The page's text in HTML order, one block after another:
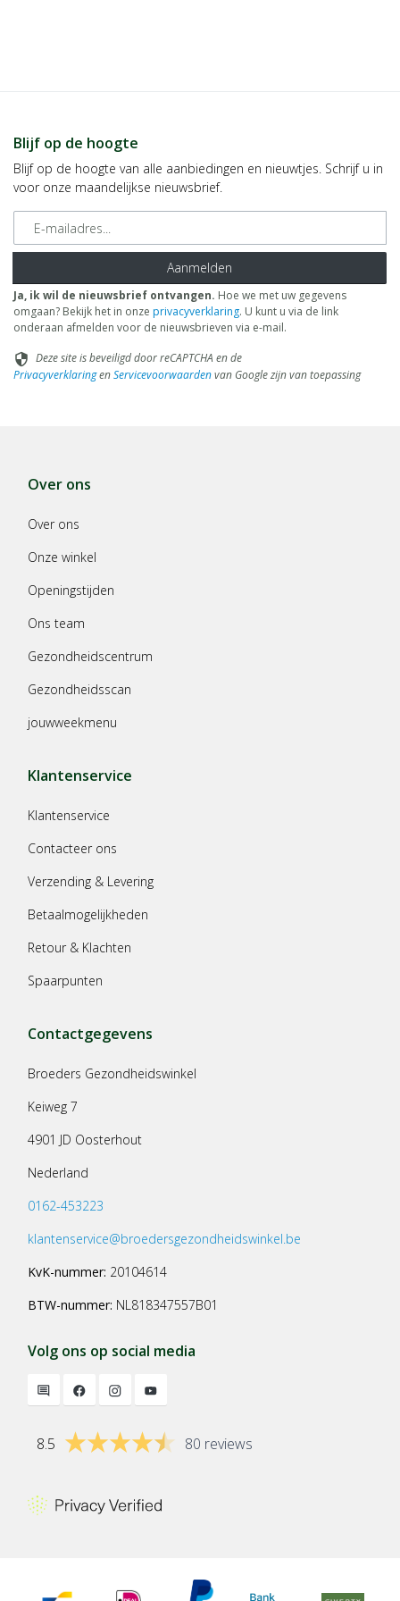
LET OP: Je ontvangt geen spaarpunten op producten die al tegen
een bepaalde actieprijs of met een bepaalde korting worden
aangeboden, m.a.w. je ontvangt alleen spaarpunten op
producten die tegen de normale of standaard verkoopprijs
worden aangeboden.
Blijf op de hoogte
Blijf op de hoogte van alle aanbiedingen en nieuwtjes. Schrijf u in
voor onze maandelijkse nieuwsbrief.
E-mailadres
Aanmelden
Ja, ik wil de nieuwsbrief ontvangen. Hoe we met uw gegevens
omgaan? Bekijk het in onze privacyverklaring. U kunt u via de link
onderaan afmelden voor de nieuwsbrieven via e-mail.
security Deze site is beveiligd door reCAPTCHA en de
PrivacyverklaringenServicevoorwaardenvan Google zijn van toepassing
Over ons
Over ons
Onze winkel
Openingstijden
Ons team
Gezondheidscentrum
Gezondheidsscan
jouwweekmenu
Klantenservice
Klantenservice
Contacteer ons
Verzending & Levering
Betaalmogelijkheden
Retour & Klachten
Spaarpunten
Contactgegevens
Broeders Gezondheidswinkel
Keiweg 7
4901 JD Oosterhout
Nederland
0162-453223
klantenservice@broedersgezondheidswinkel.be
KvK-nummer: 20104614
BTW-nummer: NL818347557B01
Volg ons op social media
8.5 80 reviews